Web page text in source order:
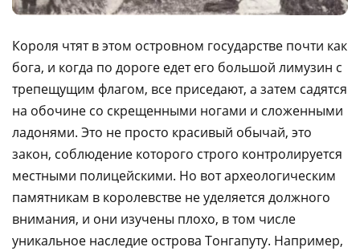
Короля чтят в этом островном государстве почти как
бога, и когда по дороге едет его большой лимузин с
трепещущим флагом, все приседают, а затем садятся
на обочине со скрещенными ногами и сложенными
ладонями. Это не просто красивый обычай, это
закон, соблюдение которого строго контролируется
местными полицейскими. Но вот археологическим
памятникам в королевстве не уделяется должного
внимания, и они изучены плохо, в том числе
уникальное наследие острова Тонгапуту. Например,